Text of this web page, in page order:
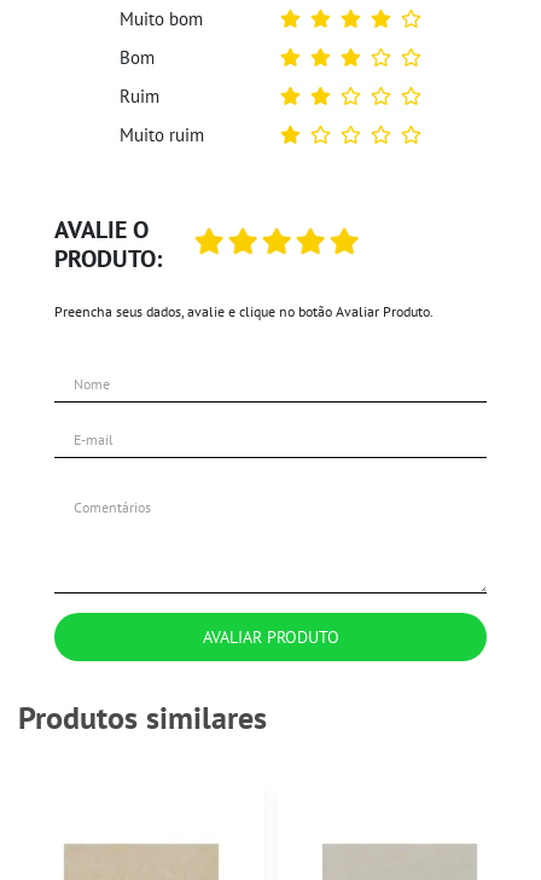
AVALIE O
PRODUTO:
Preencha seus dados, avalie e clique no botão Avaliar Produto.
AVALIAR PRODUTO
Muito bom
Bom
Ruim
Muito ruim
Produtos similares